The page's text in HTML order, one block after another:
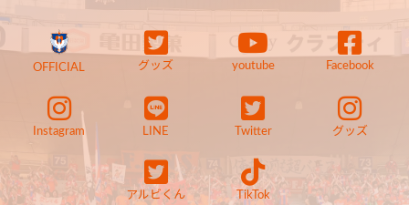
OFFICIAL グッズ youtube Facebook
Instagram LINE Twitter グッズ
アルビくん TikTok